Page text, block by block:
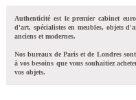
Authenticité est le premier cabinet
d'art, spécialistes en meubles, objets
anciens et modernes.
Nos bureaux de Paris et de Londres
à vos besoins que vous souhaitiez
vos objets.